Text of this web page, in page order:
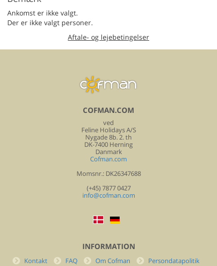
Ankomst er ikke valgt.
Der er ikke valgt personer.
Aftale- og lejebetingelser
COFMAN.COM
ved
Feline Holidays A/S
Nygade 8b. 2. th
DK-7400 Herning
Danmark
Cofman.com
Momsnr.: DK26347688
(+45) 7877 0427
info@cofman.com
INFORMATION
Kontakt FAQ Om Cofman Persondatapolitik